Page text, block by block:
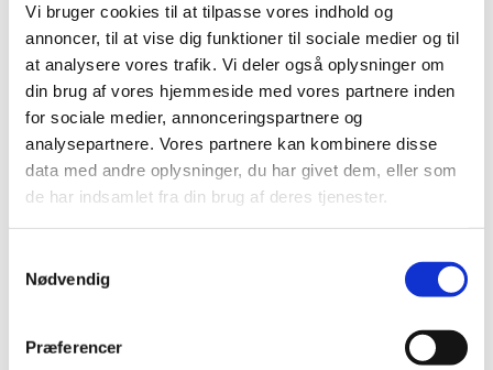
Vi bruger cookies til at tilpasse vores indhold og
annoncer, til at vise dig funktioner til sociale medier og til
at analysere vores trafik. Vi deler også oplysninger om
din brug af vores hjemmeside med vores partnere inden
for sociale medier, annonceringspartnere og
analysepartnere. Vores partnere kan kombinere disse
data med andre oplysninger, du har givet dem, eller som
de har indsamlet fra din brug af deres tjenester.
Nødvendig
Præferencer
Forløbet er gratis.
Tilmelding her:
https://forms.churchdesk.com/f...